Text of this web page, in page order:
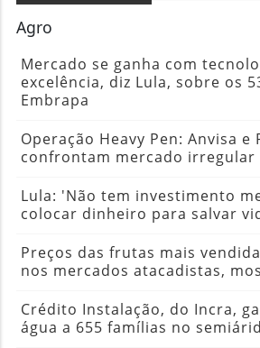
Agro
Mercado se ganha com
excelência, diz Lula, sobre os
Embrapa
Operação Heavy Pen: Anvisa e
confrontam mercado irregular
Lula: 'Não tem investimento
colocar dinheiro para salvar
Preços das frutas mais
nos mercados atacadistas,
Crédito Instalação, do Incra,
água a 655 famílias no